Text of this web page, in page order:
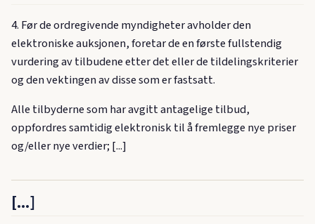
4. Før de ordregivende myndigheter avholder den
elektroniske auksjonen, foretar de en første fullstendig
vurdering av tilbudene etter det eller de tildelingskriterier
og den vektingen av disse som er fastsatt.
Alle tilbyderne som har avgitt antagelige tilbud,
oppfordres samtidig elektronisk til å fremlegge nye priser
og/eller nye verdier; [...]
[...]